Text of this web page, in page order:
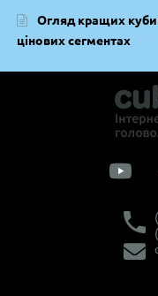
Огляд кращих
цінових сегментах